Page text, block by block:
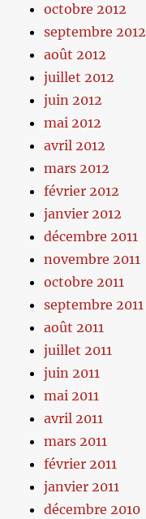
octobre 2012
septembre 2012
août 2012
juillet 2012
juin 2012
mai 2012
avril 2012
mars 2012
février 2012
janvier 2012
décembre 2011
novembre 2011
octobre 2011
septembre 2011
août 2011
juillet 2011
juin 2011
mai 2011
avril 2011
mars 2011
février 2011
janvier 2011
décembre 2010